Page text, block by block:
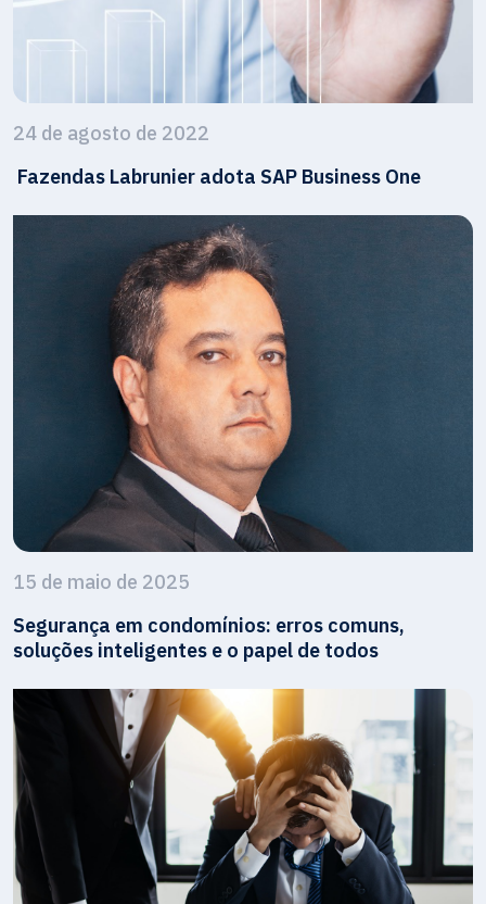
24 de agosto de 2022
Fazendas Labrunier adota SAP Business One
15 de maio de 2025
Segurança em condomínios: erros comuns,
soluções inteligentes e o papel de todos